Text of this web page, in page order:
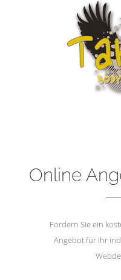
Online
Fordern Sie ein
Angebot für Ihr